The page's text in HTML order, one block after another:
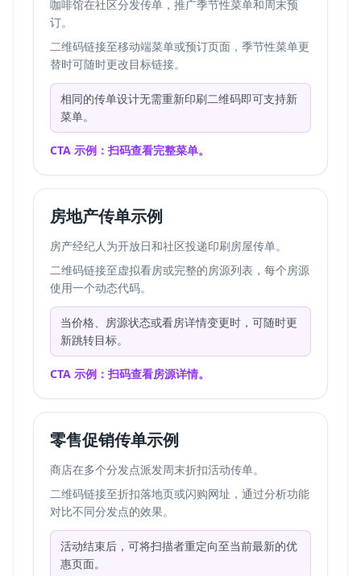
咖啡馆在社区分发传单，推广季节性菜单和周末预
订。
二维码链接至移动端菜单或预订页面，季节性菜单更
替时可随时更改目标链接。
相同的传单设计无需重新印刷二维码即可支持新
菜单。
CTA 示例：扫码查看完整菜单。
房地产传单示例
房产经纪人为开放日和社区投递印刷房屋传单。
二维码链接至虚拟看房或完整的房源列表，每个房源
使用一个动态代码。
当价格、房源状态或看房详情变更时，可随时更
新跳转目标。
CTA 示例：扫码查看房源详情。
零售促销传单示例
商店在多个分发点派发周末折扣活动传单。
二维码链接至折扣落地页或闪购网址，通过分析功能
对比不同分发点的效果。
活动结束后，可将扫描者重定向至当前最新的优
惠页面。